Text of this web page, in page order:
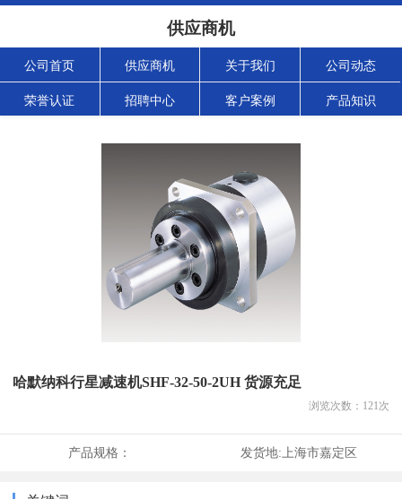
供应商机
公司首页 供应商机 关于我们 公司动态
荣誉认证 招聘中心 客户案例 产品知识
哈默纳科行星减速机SHF-32-50-2UH 货源充足
浏览次数： 121次
产品规格： 发货地: 上海市嘉定区